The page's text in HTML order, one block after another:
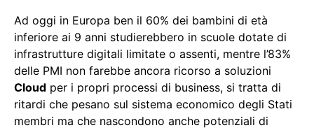
Ad oggi in Europa ben il 60% dei bambini di età
inferiore ai 9 anni studierebbero in scuole dotate di
infrastrutture digitali limitate o assenti, mentre l’83%
delle PMI non farebbe ancora ricorso a soluzioni
Cloud per i propri processi di business, si tratta di
ritardi che pesano sul sistema economico degli Stati
membri ma che nascondono anche potenziali di